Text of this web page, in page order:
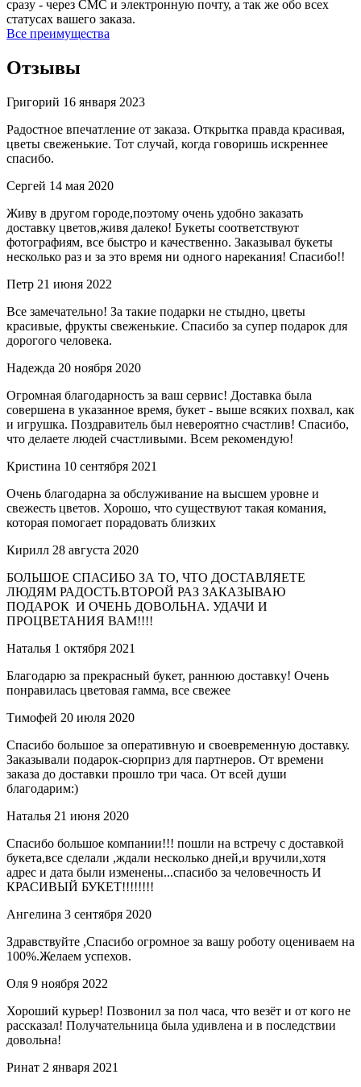
сразу - через СМС и электронную почту, а так же обо всех
статусах вашего заказа.
Все преимущества
Отзывы
Григорий 16 января 2023
Радостное впечатление от заказа. Открытка правда красивая,
цветы свеженькие. Тот случай, когда говоришь искреннее
спасибо.
Сергей 14 мая 2020
Живу в другом городе,поэтому очень удобно заказать
доставку цветов,живя далеко! Букеты соответствуют
фотографиям, все быстро и качественно. Заказывал букеты
несколько раз и за это время ни одного нарекания! Спасибо!!
Петр 21 июня 2022
Все замечательно! За такие подарки не стыдно, цветы
красивые, фрукты свеженькие. Спасибо за супер подарок для
дорогого человека.
Надежда 20 ноября 2020
Огромная благодарность за ваш сервис! Доставка была
совершена в указанное время, букет - выше всяких похвал, как
и игрушка. Поздравитель был невероятно счастлив! Спасибо,
что делаете людей счастливыми. Всем рекомендую!
Кристина 10 сентября 2021
Очень благодарна за обслуживание на высшем уровне и
свежесть цветов. Хорошо, что существуют такая комания,
которая помогает порадовать близких
Кирилл 28 августа 2020
БОЛЬШОЕ СПАСИБО ЗА ТО, ЧТО ДОСТАВЛЯЕТЕ
ЛЮДЯМ РАДОСТЬ.ВТОРОЙ РАЗ ЗАКАЗЫВАЮ
ПОДАРОК И ОЧЕНЬ ДОВОЛЬНА. УДАЧИ И
ПРОЦВЕТАНИЯ ВАМ!!!!
Наталья 1 октября 2021
Благодарю за прекрасный букет, раннюю доставку! Очень
понравилась цветовая гамма, все свежее
Тимофей 20 июля 2020
Спасибо большое за оперативную и своевременную доставку.
Заказывали подарок-сюрприз для партнеров. От времени
заказа до доставки прошло три часа. От всей души
благодарим:)
Наталья 21 июня 2020
Спасибо большое компании!!! пошли на встречу с доставкой
букета,все сделали ,ждали несколько дней,и вручили,хотя
адрес и дата были изменены...спасибо за человечность И
КРАСИВЫЙ БУКЕТ!!!!!!!!
Ангелина 3 сентября 2020
Здравствуйте ,Спасибо огромное за вашу роботу оцениваем на
100%.Желаем успехов.
Оля 9 ноября 2022
Хороший курьер! Позвонил за пол часа, что везёт и от кого не
рассказал! Получательница была удивлена и в последствии
довольна!
Ринат 2 января 2021